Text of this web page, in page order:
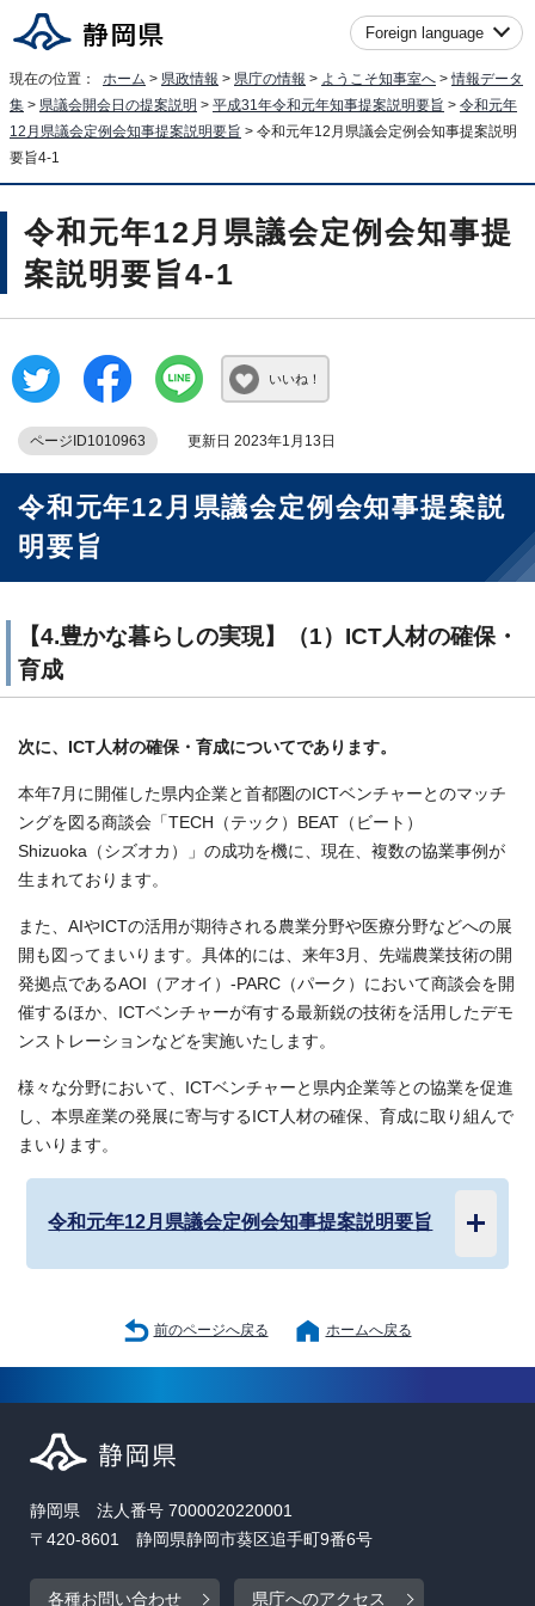
Foreign language
現在の位置： ホーム > 県政情報 > 県庁の情報 > ようこそ知事室へ >情報データ
集 > 県議会開会日の提案説明 > 平成31年令和元年知事提案説明要旨 > 令和元年
12月県議会定例会知事提案説明要旨 > 令和元年12月県議会定例会知事提案説明
要旨4-1
令和元年12月県議会定例会知事提
案説明要旨4-1
いいね！
ページID1010963 更新日 2023年1月13日
令和元年12月県議会定例会知事提案説
明要旨
【4.豊かな暮らしの実現】（1）ICT人材の確保・
育成
次に、ICT人材の確保・育成についてであります。
本年7月に開催した県内企業と首都圏のICTベンチャーとのマッチ
ングを図る商談会「TECH（テック）BEAT（ビート）
Shizuoka（シズオカ）」の成功を機に、現在、複数の協業事例が
生まれております。
また、AIやICTの活用が期待される農業分野や医療分野などへの展
開も図ってまいります。具体的には、来年3月、先端農業技術の開
発拠点であるAOI（アオイ）-PARC（パーク）において商談会を開
催するほか、ICTベンチャーが有する最新鋭の技術を活用したデモ
ンストレーションなどを実施いたします。
様々な分野において、ICTベンチャーと県内企業等との協業を促進
し、本県産業の発展に寄与するICT人材の確保、育成に取り組んで
まいります。
令和元年12月県議会定例会知事提案説明要旨
前のページへ戻る ホームへ戻る
静岡県 法人番号 7000020220001
〒420-8601 静岡県静岡市葵区追手町9番6号
各種お問い合わせ 県庁へのアクセス